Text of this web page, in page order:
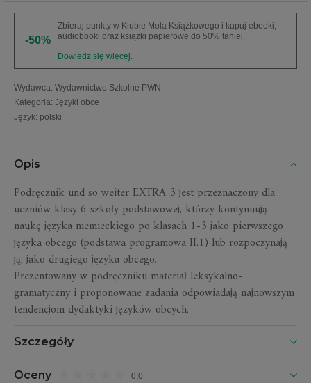
-50%
Zbieraj punkty w Klubie Mola Książkowego i kupuj ebooki,
audiobooki oraz książki papierowe do 50% taniej.
Dowiedz się więcej.
Wydawca: Wydawnictwo Szkolne PWN
Kategoria: Języki obce
Język: polski
Opis
Podręcznik und so weiter EXTRA 3 jest przeznaczony dla
uczniów klasy 6 szkoły podstawowej, którzy kontynuują
naukę języka niemieckiego po klasach 1-3 jako pierwszego
języka obcego (podstawa programowa II.1) lub rozpoczynają
ją, jako drugiego języka obcego.
Prezentowany w podręczniku materiał leksykalno-
gramatyczny i proponowane zadania odpowiadają najnowszym
tendencjom dydaktyki języków obcych.
Szczegóły
Oceny 0,0